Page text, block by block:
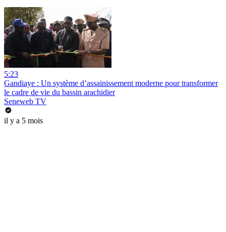
5:23
Gandiaye : Un système d’assainissement moderne pour transformer
le cadre de vie du bassin arachidier
Seneweb TV
il y a 5 mois